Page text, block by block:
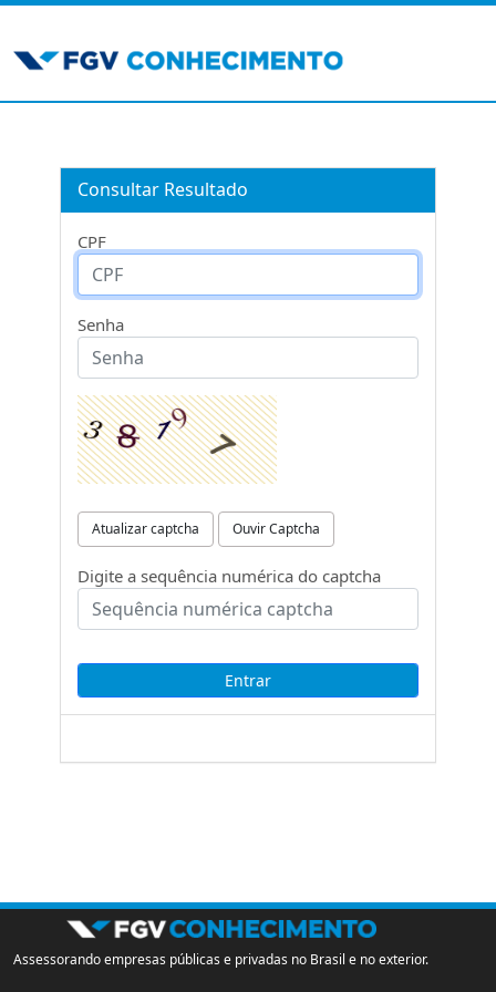
Consultar Resultado
CPF
Senha
Atualizar captcha Ouvir Captcha
Digite a sequência numérica do captcha
Assessorando empresas públicas e privadas no Brasil e no exterior.